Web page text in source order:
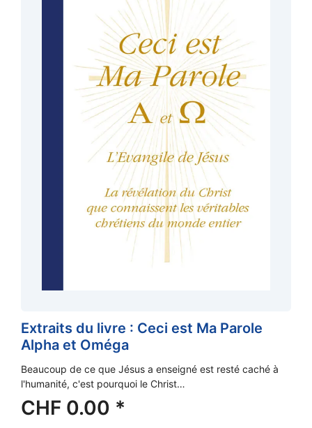
Extraits du livre : Ceci est Ma Parole
Alpha et Oméga
Beaucoup de ce que Jésus a enseigné est resté caché à
l'humanité, c'est pourquoi le Christ…
CHF 0.00 *